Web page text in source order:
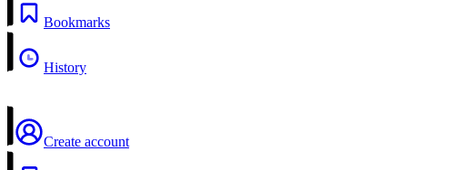
Bookmarks
History
Create account